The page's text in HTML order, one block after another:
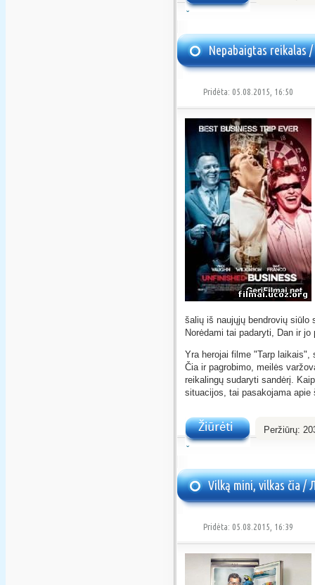
Nepabaigtas reikalas
Pridėta: 05.08.2015, 16:50
šalių iš naujųjų bendrovių siūlo
Norėdami tai padaryti, Dan ir
Yra herojai filme "Tarp
Čia ir pagrobimo, meilės
reikalingų sudaryti sandėrį.
situacijos, tai pasakojama apie
Peržiūrų:
Vilką mini, vilkas čia /
Pridėta: 05.08.2015, 16:39